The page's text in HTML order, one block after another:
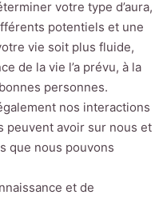
votre type d’aura,
potentiels et une
vie soit plus fluide,
de la vie l’a prévu, à la
personnes.
nos interactions
peuvent avoir sur nous et
que nous pouvons
et de